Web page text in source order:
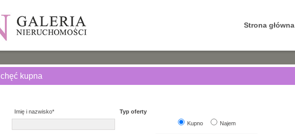
Strona główna
chęć kupna
Typ oferty
Kupno
Najem
Imię i nazwisko*